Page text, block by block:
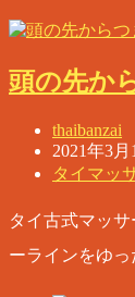
頭の先か
thaibanzai
2021年3月
タイマッ
タイ古式マッ
ーラインをゆ